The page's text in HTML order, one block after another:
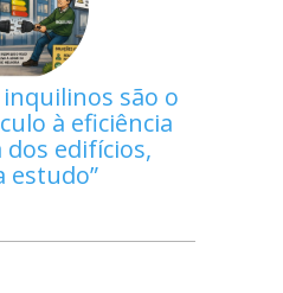
são o
à eficiência
edifícios,
estudo